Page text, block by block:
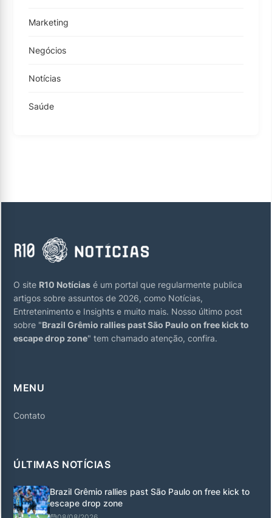
Marketing
Negócios
Notícias
Saúde
O site R10 Notícias é um portal que regularmente publica
artigos sobre assuntos de 2026, como Notícias,
Entretenimento e Insights e muito mais. Nosso último post
sobre "Brazil Grêmio rallies past São Paulo on free kick to
escape drop zone" tem chamado atenção, confira.
MENU
Contato
ÚLTIMAS NOTÍCIAS
Brazil Grêmio rallies past São Paulo on free kick to
escape drop zone